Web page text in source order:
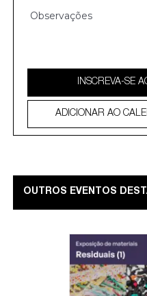
INSCREVA-SE
ADICIONAR AO
OUTROS EVENTOS